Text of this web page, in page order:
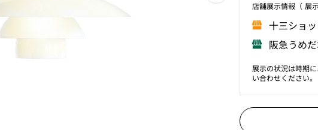
店舗展⽰情報（ 展
⼗三ショ
阪急うめ
展示の状況は時期
い合わせください。